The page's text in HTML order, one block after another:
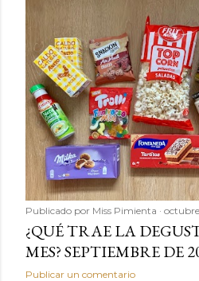
Publicado por Miss Pimienta
¿QUÉ TRAE LA
MES? SEPTIEMBRE DE
Publicar un comentario